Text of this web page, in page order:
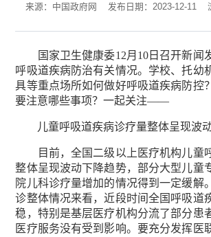
来源：中国政府网 发布日期：2023-12-11
国家卫生健康委12月10日召开新闻
呼吸道疾病防治有关情况。学校、托幼
具等重点场所如何做好呼吸道疾病防控
要注意哪些事项？一起关注——
儿童呼吸道疾病诊疗量整体呈现波
目前，全国二级以上医疗机构儿童
整体呈现波动下降趋势，部分大型儿童
院儿科诊疗量增加的情况得到一定缓解
诊整体情况来看，近段时间全国呼吸道
稳，特别是基层医疗机构分流了部分患
医疗服务没有受到影响。要充分发挥医